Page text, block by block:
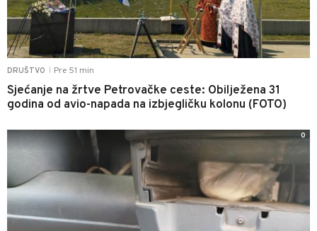
DRUŠTVO Pre 51 min
Sjećanje na žrtve Petrovačke ceste: Obilježena 31
godina od avio-napada na izbjegličku kolonu (FOTO)
0